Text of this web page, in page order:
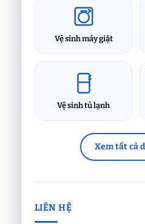
Vệ sinh máy giặt
Vệ sinh tủ lạnh
Xem tất cả
LIÊN HỆ